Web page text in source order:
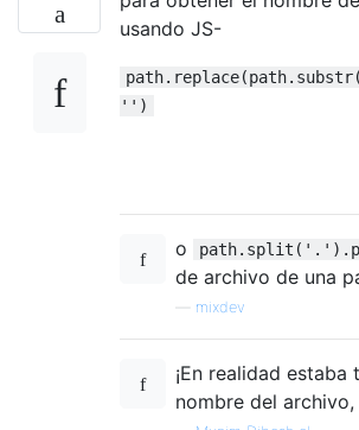
usando JS-
'')
o
de archivo de una
mixdev
¡En realidad
nombre del